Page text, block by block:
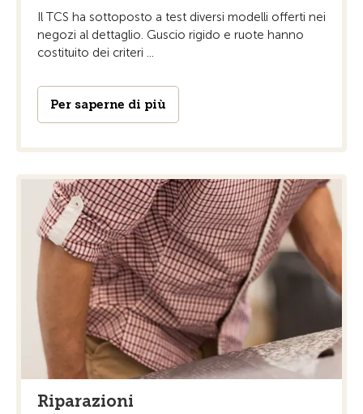
Il TCS ha sottoposto a test diversi modelli offerti nei
negozi al dettaglio. Guscio rigido e ruote hanno
costituito dei criteri ...
Per saperne di più
Riparazioni